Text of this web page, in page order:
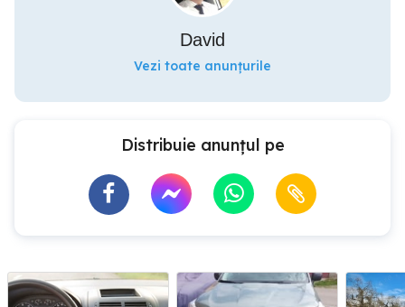
David
Vezi toate anunțurile
Distribuie anunțul pe